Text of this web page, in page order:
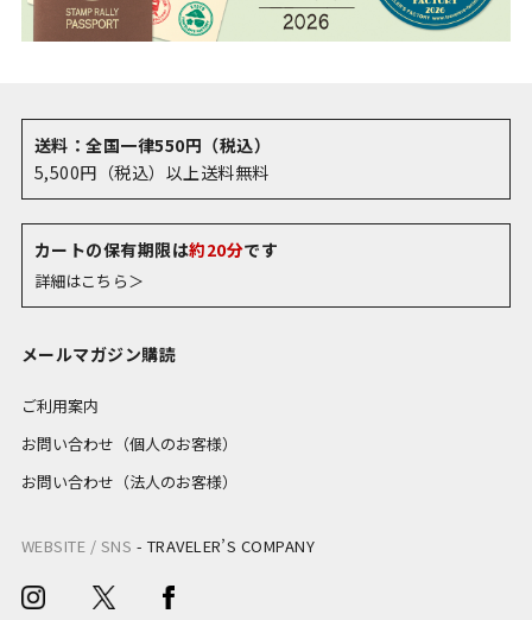
送料：全国一律550円（税込）
5,500円（税込）以上送料無料
カートの保有期限は約20分です
詳細はこちら＞
メールマガジン購読
ご利用案内
お問い合わせ（個人のお客様）
お問い合わせ（法人のお客様）
WEBSITE / SNS - TRAVELER’S COMPANY